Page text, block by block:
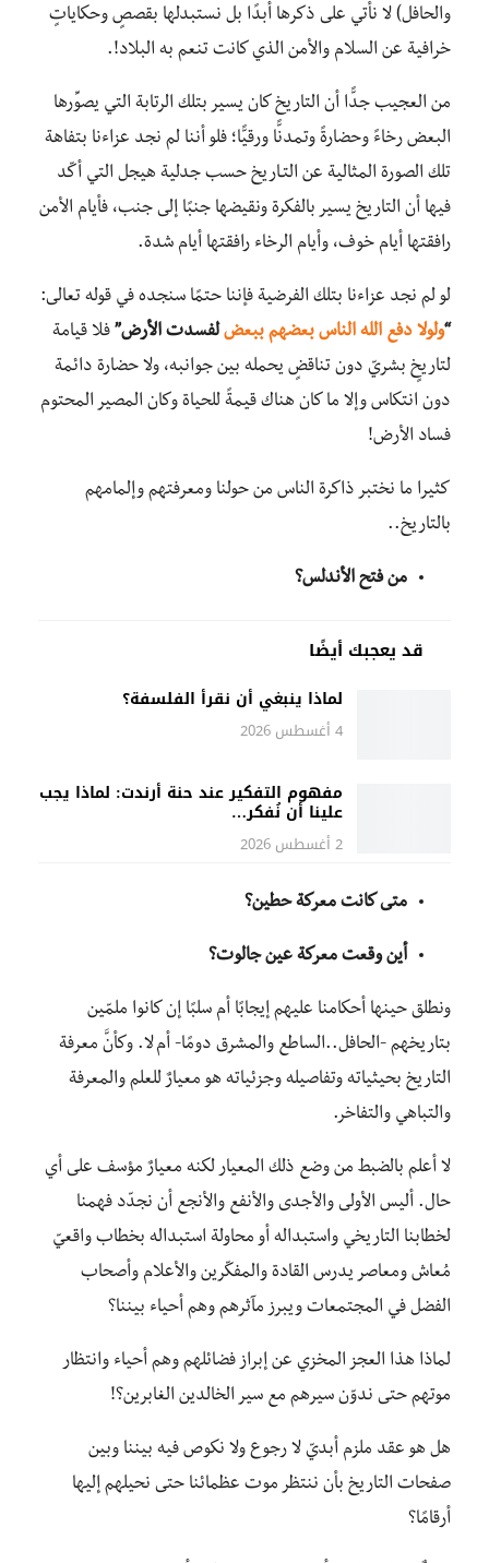
والحافل) لا نأتي على ذكرها أبدًا بل نستبدلها بقصصٍ وحكاياتٍ
خرافية عن السلام والأمن الذي كانت تنعم به البلاد!.
من العجيب جدًّا أن التاريخ كان يسير بتلك الرتابة التي يصوِّرها
البعض رخاءً وحضارةً وتمدنًّا ورقيًّا؛ فلو أننا لم نجد عزاءنا بتفاهة
تلك الصورة المثالية عن التـاريخ حسب جدلية هيجل التي أكّد
فيها أن التاريخ يسير بالفكرة ونقيضها جنبًا إلى جنب، فأيام الأمن
رافقتها أيام خوف، وأيام الرخاء رافقتها أيام شدة.
لو لم نجد عزاءنا بتلك الفرضية فإننا حتمًا سنجده في قوله تعالى:
“ولولا دفع الله الناس بعضهم ببعض لفسدت الأرض” فلا قيامة
لتاريخٍ بشريّ دون تناقضٍ يحمله بين جوانبه، ولا حضارة دائمة
دون انتكاس وإلا ما كان هناك قيمةً للحياة وكان المصير المحتوم
فساد الأرض!
كثيرا ما نختبر ذاكرة الناس من حولنا ومعرفتهم وإلمامهم
بالتاريخ..
من فتح الأندلس؟
قد يعجبك أيضًا
لماذا ينبغي أن نقرأ الفلسفة؟
4 أغسطس 2026
مفهوم التفكير عند حنة أرندت: لماذا يجب
علينا أن نُفكر…
2 أغسطس 2026
متى كانت معركة حطين؟
أين وقعت معركة عين جالوت؟
ونطلق حينها أحكامنا عليهم إيجابًا أم سلبًا إن كانوا ملمّين
بتاريخهم -الحافل..الساطع والمشرق دومًا- أم لا. وكأنَّ معرفة
التاريخ بحيثياته وتفاصيله وجزئياته هو معيارٌ للعلم والمعرفة
والتباهي والتفاخر.
لا أعلم بالضبط من وضع ذلك المعيار لكنه معيارٌ مؤسف على أي
حال. أليس الأولى والأجدى والأنفع والأنجع أن نجدّد فهمنا
لخطابنا التاريخي واستبداله أو محاولة استبداله بخطاب واقعيّ
مُعاش ومعاصر يدرس القادة والمفكّرين والأعلام وأصحاب
الفضل في المجتمعات ويبرز مآثرهم وهم أحياء بيننا؟
لماذا هذا العجز المخزي عن إبراز فضائلهم وهم أحياء وانتظار
موتهم حتى ندوّن سيرهم مع سير الخالدين الغابرين؟!
هل هو عقد ملزم أبديّ لا رجوع ولا نكوص فيه بيننا وبين
صفحات التاريخ بأن ننتظر موت عظمائنا حتى نحيلهم إليها
أرقامًا؟